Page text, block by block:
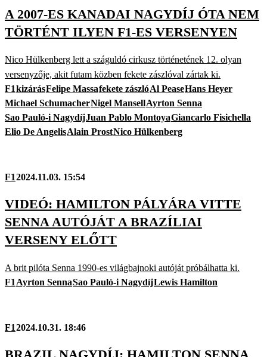
A 2007-ES KANADAI NAGYDÍJ ÓTA NEM
TÖRTÉNT ILYEN F1-ES VERSENYEN
Nico Hülkenberg lett a száguldó cirkusz történetének 12. olyan
versenyzője, akit futam közben fekete zászlóval zártak ki.
F1kizárásFelipe Massafekete zászlóAl PeaseHans Heyer
Michael SchumacherNigel MansellAyrton Senna
Sao Pauló-i NagydíjJuan Pablo MontoyaGiancarlo Fisichella
Elio De AngelisAlain ProstNico Hülkenberg
F12024.11.03. 15:54
VIDEÓ: HAMILTON PÁLYÁRA VITTE
SENNA AUTÓJÁT A BRAZÍLIAI
VERSENY ELŐTT
A brit pilóta Senna 1990-es világbajnoki autóját próbálhatta ki.
F1 Ayrton SennaSao Pauló-i NagydíjLewis Hamilton
F12024.10.31. 18:46